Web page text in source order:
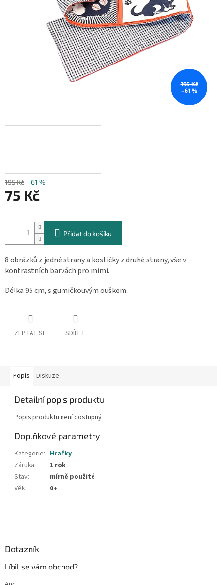
195 Kč
–61 %
195 Kč –61 %
75 Kč
cena:
Přidat do košíku
8 obrázků z jedné strany a kostičky z druhé strany, vše v
kontrastních barvách pro mimi.
Délka 95 cm, s gumičkouvým ouškem.
ZEPTAT SE SDÍLET
Popis Diskuze
Detailní popis produktu
Popis produktu není dostupný
Doplňkové parametry
Kategorie: Hračky
Záruka:
1 rok
Stav:
mírně použité
Věk: 0+
Dotazník
Líbil se vám obchod?